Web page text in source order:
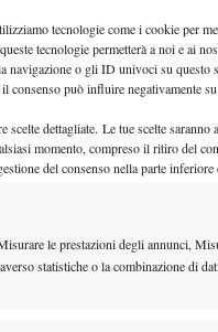
tecnologie come i cookie per
tecnologie permetterà a noi e ai
navigazione o gli ID univoci su questo
consenso può influire negativamente
dettagliate. Le tue scelte saranno
momento, compreso il ritiro del
del consenso nella parte inferiore
le prestazioni degli annunci,
statistiche o la combinazione di
Piegaro, da
“1927, La Storia
Manà Sport). La
in collaborazione
della HC Welth,
di produzione,
alimentari,
giornata di bel tennis,
under del circolo